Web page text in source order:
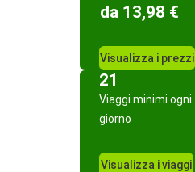
da 13,98 €
Visualizza i prezzi
21
Viaggi minimi ogni
giorno
Visualizza i viaggi